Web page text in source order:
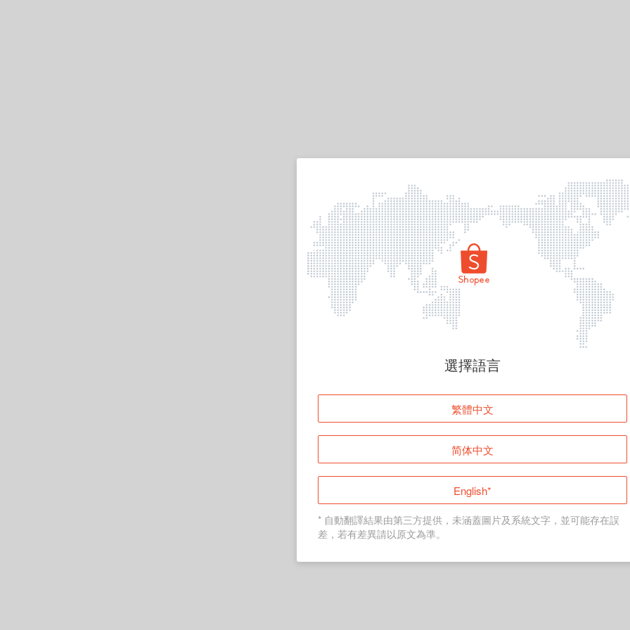
頁面無法顯示
登入
返回首頁
選擇語言
繁體中文
简体中文
English*
* 自動翻譯結果由第三方提供，未涵蓋圖片及系統文字，並可能存在誤
差，若有差異請以原文為準。